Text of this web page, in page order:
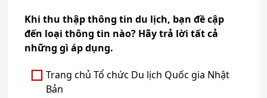
Khi thu thập thông tin du lịch, bạn đề cập
đến loại thông tin nào? Hãy trả lời tất cả
những gì áp dụng.
Trang chủ Tổ chức Du lịch Quốc gia Nhật
Bản